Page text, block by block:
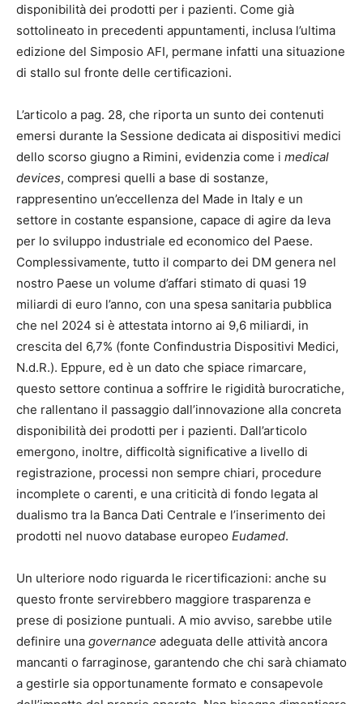
disponibilità dei prodotti per i pazienti. Come già
sottolineato in precedenti appuntamenti, inclusa l’ultima
edizione del Simposio AFI, permane infatti una situazione
di stallo sul fronte delle certificazioni.
L’articolo a pag. 28, che riporta un sunto dei contenuti
emersi durante la Sessione dedicata ai dispositivi medici
dello scorso giugno a Rimini, evidenzia come i medical
devices, compresi quelli a base di sostanze,
rappresentino un’eccellenza del Made in Italy e un
settore in costante espansione, capace di agire da leva
per lo sviluppo industriale ed economico del Paese.
Complessivamente, tutto il comparto dei DM genera nel
nostro Paese un volume d’affari stimato di quasi 19
miliardi di euro l’anno, con una spesa sanitaria pubblica
che nel 2024 si è attestata intorno ai 9,6 miliardi, in
crescita del 6,7% (fonte Confindustria Dispositivi Medici,
N.d.R.). Eppure, ed è un dato che spiace rimarcare,
questo settore continua a soffrire le rigidità burocratiche,
che rallentano il passaggio dall’innovazione alla concreta
disponibilità dei prodotti per i pazienti. Dall’articolo
emergono, inoltre, difficoltà significative a livello di
registrazione, processi non sempre chiari, procedure
incomplete o carenti, e una criticità di fondo legata al
dualismo tra la Banca Dati Centrale e l’inserimento dei
prodotti nel nuovo database europeo Eudamed.
Un ulteriore nodo riguarda le ricertificazioni: anche su
questo fronte servirebbero maggiore trasparenza e
prese di posizione puntuali. A mio avviso, sarebbe utile
definire una governance adeguata delle attività ancora
mancanti o farraginose, garantendo che chi sarà chiamato
a gestirle sia opportunamente formato e consapevole